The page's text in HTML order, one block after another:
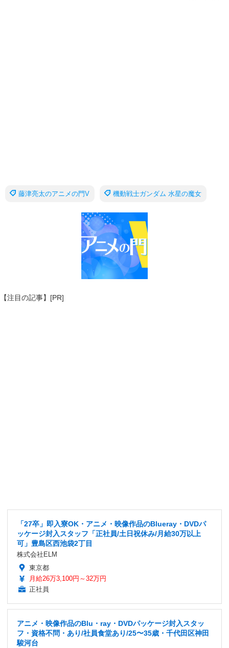
藤津亮太のアニメの門V 機動戦士ガンダム 水星の魔女
【注目の記事】[PR]
「27卒」即入寮OK・アニメ・映像作品のBlueray・DVDパ
ッケージ封入スタッフ「正社員/土日祝休み/月給30万以上
可」豊島区西池袋2丁目
株式会社ELM
東京都
月給26万3,100円～32万円
正社員
アニメ・映像作品のBlu・ray・DVDパッケージ封入スタッ
フ・資格不問・あり/社員食堂あり/25〜35歳・千代田区神田
駿河台